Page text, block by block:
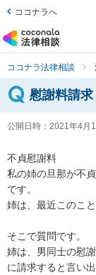
ココナラへ
ココナラ法律相談
慰謝料請
公開日時： 2021年4月
不貞慰謝料
私の姉の旦那が不
です。
姉は、最近このこ
そこで質問です。
姉は、男同士の慰
に請求すると言い出